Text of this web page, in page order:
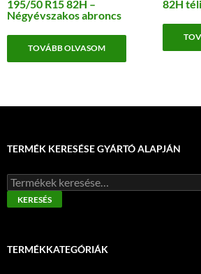
195/50 R15 82H –
Négyévszakos abroncs
TOVÁBB OLVASOM
82H
TERMÉK KERESÉSE GYÁRTÓ ALAPJÁN
Keresés
a
következőre:
KERESÉS
TERMÉKKATEGÓRIÁK